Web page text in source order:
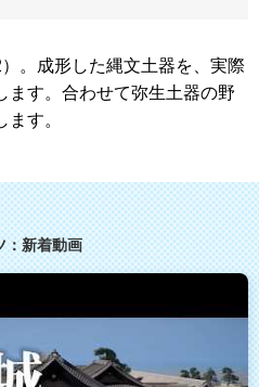
。成形した縄文土器を、実際
ます。合わせて弥生土器の野
す。
：新着動画